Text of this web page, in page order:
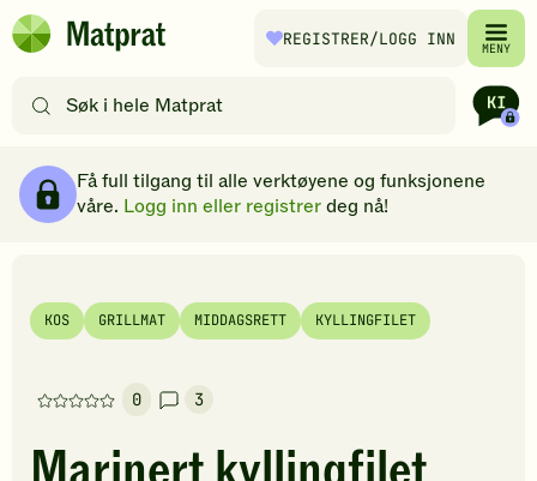
Hopp til hovedinnhold
Matprat
REGISTRER/LOGG INN MENY
etter
filtre
Få full tilgang til alle verktøyene og funksjonene
våre. Logg inn eller registrerdeg nå!
KOS GRILLMAT MIDDAGSRETT KYLLINGFILET
0
Denne
har
3